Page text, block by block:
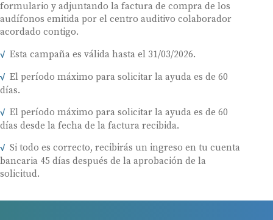
formulario y adjuntando la factura de compra de los
audífonos emitida por el centro auditivo colaborador
acordado contigo.
Esta campaña es válida hasta el 31/03/2026.
El período máximo para solicitar la ayuda es de 60
días.
El período máximo para solicitar la ayuda es de 60
días desde la fecha de la factura recibida.
Si todo es correcto, recibirás un ingreso en tu cuenta
bancaria 45 días después de la aprobación de la
solicitud.